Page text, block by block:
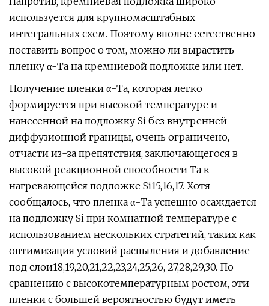
используется для крупномасштабных
интегральных схем. Поэтому вполне естественно
поставить вопрос о том, можно ли вырастить
пленку α-Ta на кремниевой подложке или нет.
Получение пленки α-Ta, которая легко
формируется при высокой температуре и
нанесенной на подложку Si без внутренней
диффузионной границы, очень ограничено,
отчасти из-за препятствия, заключающегося в
высокой реакционной способности Ta к
нагревающейся подложке Si15,16,17. Хотя
сообщалось, что пленка α-Ta успешно осаждается
на подложку Si при комнатной температуре с
использованием нескольких стратегий, таких как
оптимизация условий распыления и добавление
под слои18,19,20,21,22,23,24,25,26, 27,28,29,30. По
сравнению с высокотемпературным ростом, эти
пленки с большей вероятностью будут иметь